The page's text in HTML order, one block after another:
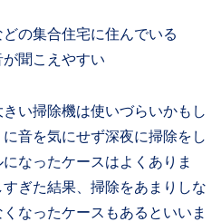
の集合住宅に住んでいる
が聞こえやすい
い掃除機は使いづらいかもし
音を気にせず深夜に掃除をし
なったケースはよくありま
ぎた結果、掃除をあまりしな
なったケースもあるといいま